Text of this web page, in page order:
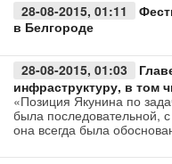
28-08-2015, 01:11
в Белгороде
28-08-2015, 01:03
инфраструктуру, в том
«Позиция Якунина по
была последовательной,
она всегда была